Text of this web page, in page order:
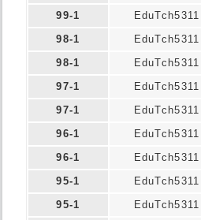
99-1
EduTch5311
98-1
EduTch5311
98-1
EduTch5311
97-1
EduTch5311
97-1
EduTch5311
96-1
EduTch5311
96-1
EduTch5311
95-1
EduTch5311
95-1
EduTch5311